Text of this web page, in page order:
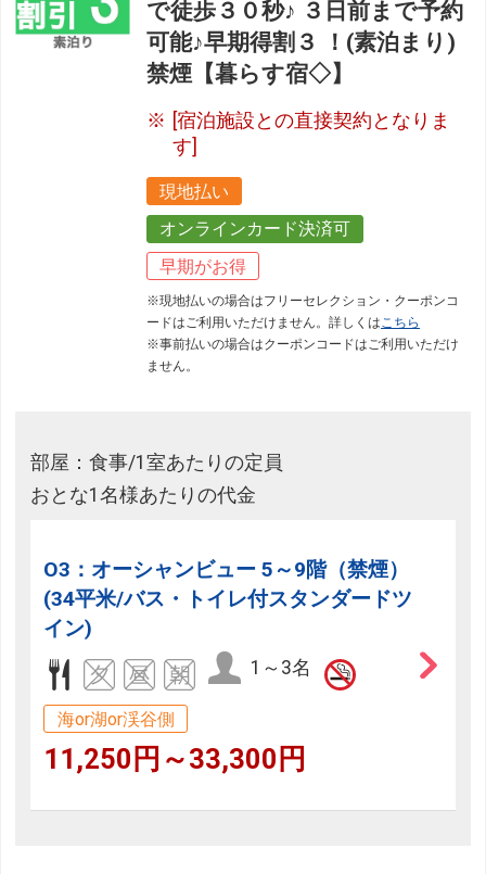
で徒歩３０秒♪ ３日前まで予約
可能♪早期得割３ ！(素泊まり)
禁煙【暮らす宿◇】
[宿泊施設との直接契約となりま
す]
現地払い
オンラインカード決済可
早期がお得
※現地払いの場合はフリーセレクション・クーポンコ
ードはご利用いただけません。詳しくはこちら
※事前払いの場合はクーポンコードはご利用いただけ
ません。
部屋：食事/1室あたりの定員
おとな1名様あたりの代金
O3：オーシャンビュー 5～9階（禁煙）
(34平米/バス・トイレ付スタンダードツ
イン)
1～3名
海or湖or渓谷側
11,250円～33,300円